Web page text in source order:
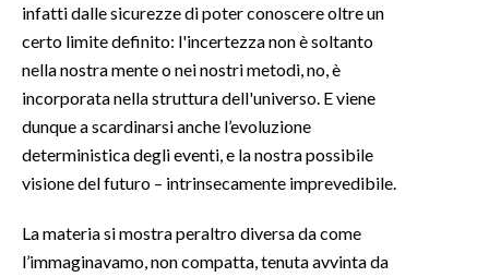
SALUTE
SARDEGNA TURISMO
SARDI NEL MONDO
NOTIZIE
#CARAUNIONE
infatti dalle sicurezze di poter conoscere oltre un
certo limite definito: l'incertezza non è soltanto
nella nostra mente o nei nostri metodi, no, è
incorporata nella struttura dell'universo. E viene
dunque a scardinarsi anche l’evoluzione
deterministica degli eventi, e la nostra possibile
visione del futuro – intrinsecamente imprevedibile.
La materia si mostra peraltro diversa da come
l’immaginavamo, non compatta, tenuta avvinta da